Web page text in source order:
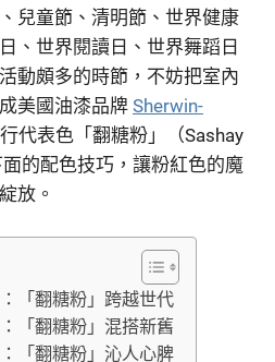
兒童節、清明節、世界健康
、世界閱讀日、世界舞蹈日
動頗多的時節，不妨把室內
美國油漆品牌 Sherwin-
代表色「翻糖粉」（Sashay
的配色技巧，讓粉紅色的魔
放。
「翻糖粉」跨越世代
「翻糖粉」混搭新舊
「翻糖粉」沁人心脾